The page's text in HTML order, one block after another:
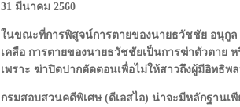
31 มีนาคม 2560
ในขณะที่การพิสูจน์การตายของนายธวัชชัย อนุกูล
เคลือ การตายของนายธวัชชัยเป็นการฆ่าตัวตาย
เพราะ ฆ่าปิดปากตัดตอนเพื่อไม่ให้สาวถึงผู้มีอิทธิพล
กรมสอบสวนคดีพิเศษ (ดีเอสไอ) น่าจะมีหลักฐาน